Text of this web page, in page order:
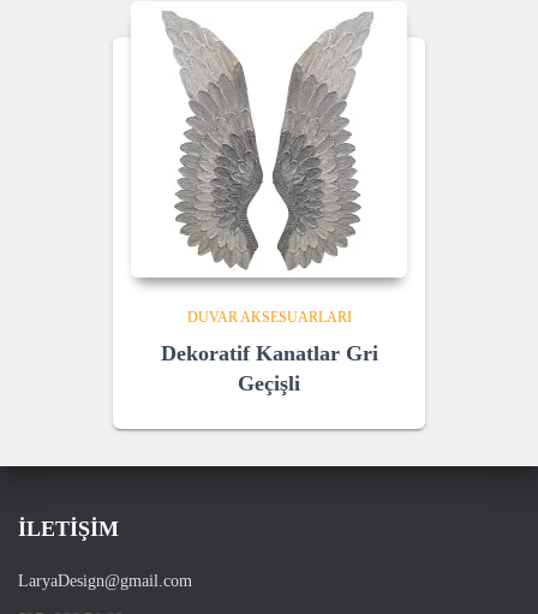
DUVAR AKSESUARLARI
Dekoratif Kanatlar Gri
Geçişli
İLETİŞİM
LaryaDesign@gmail.com